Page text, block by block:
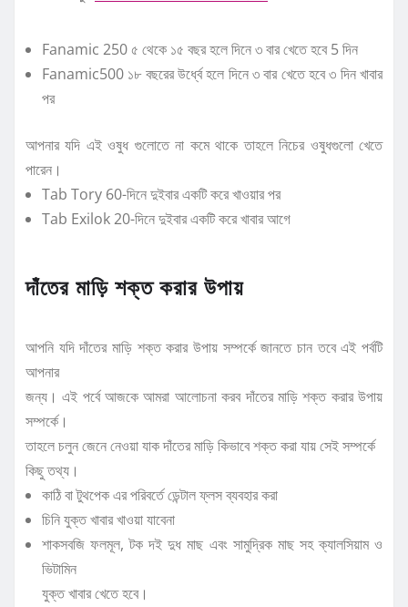
Fanamic 250 ৫ থেকে ১৫ বছর হলে দিনে ৩ বার খেতে হবে 5 দিন
Fanamic500 ১৮ বছরের উর্ধ্বে হলে দিনে ৩ বার খেতে হবে ৩ দিন খাবার
পর
আপনার যদি এই ওষুধ গুলোতে না কমে থাকে তাহলে নিচের ওষুধগুলো খেতে
পারেন।
Tab Tory 60-দিনে দুইবার একটি করে খাওয়ার পর
Tab Exilok 20-দিনে দুইবার একটি করে খাবার আগে
দাঁতের মাড়ি শক্ত করার উপায়
আপনি যদি দাঁতের মাড়ি শক্ত করার উপায় সম্পর্কে জানতে চান তবে এই পর্বটি
আপনার
জন্য। এই পর্বে আজকে আমরা আলোচনা করব দাঁতের মাড়ি শক্ত করার উপায়
সম্পর্কে।
তাহলে চলুন জেনে নেওয়া যাক দাঁতের মাড়ি কিভাবে শক্ত করা যায় সেই সম্পর্কে
কিছু তথ্য।
কাঠি বা টুথপেক এর পরিবর্তে ডেন্টাল ফ্লস ব্যবহার করা
চিনি যুক্ত খাবার খাওয়া যাবেনা
শাকসবজি ফলমূল, টক দই দুধ মাছ এবং সামুদ্রিক মাছ সহ ক্যালসিয়াম ও
ভিটামিন
যুক্ত খাবার খেতে হবে।